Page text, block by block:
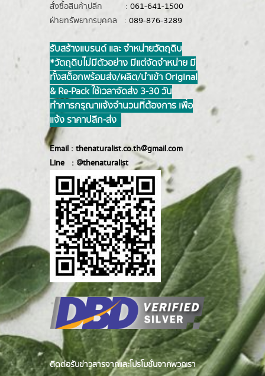
สั่งซื้อสินค้าปลีก : 061-641-1500
ฝ่ายทรัพยากรบุคคล : 089-876-3289
รับสร้างแบรนด์ และ จำหน่ายวัตถุดิบ
*วัตถุดิบไม่มีตัวอย่าง มีแต่จัดจำหน่าย มี
ทั้งสต็อกพร้อมส่ง/ผลิต/นำเข้า Original
& Re-Pack ใช้เวลาจัดส่ง 3-30 วัน
ทำการ กรุณาแจ้งจำนวนที่ต้องการ เพื่อ
แจ้ง ราคาปลีก-ส่ง
Email : thenaturalist.co.th@gmail.com
Line : @thenaturalist
ติดต่อรับข่าวสารจากและโปรโมชั่นจากพวกเรา